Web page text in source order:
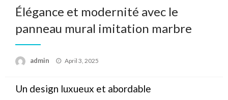
Élégance et modernité avec le
panneau mural imitation marbre
admin
Posted
April 3, 2025
Un design luxueux et abordable